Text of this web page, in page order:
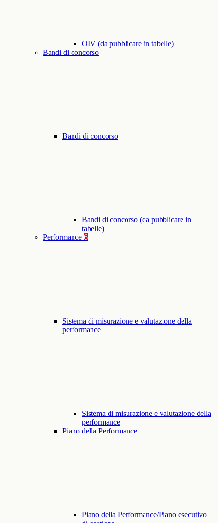
OIV (da pubblicare in tabelle)
Bandi di concorso
Bandi di concorso
Bandi di concorso (da pubblicare in
tabelle)
Performance 6
Sistema di misurazione e valutazione della
performance
Sistema di misurazione e valutazione della
performance
Piano della Performance
Piano della Performance/Piano esecutivo